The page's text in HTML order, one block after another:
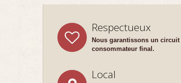
Respectueux
Nous garantissons un circuit
consommateur final.
Local